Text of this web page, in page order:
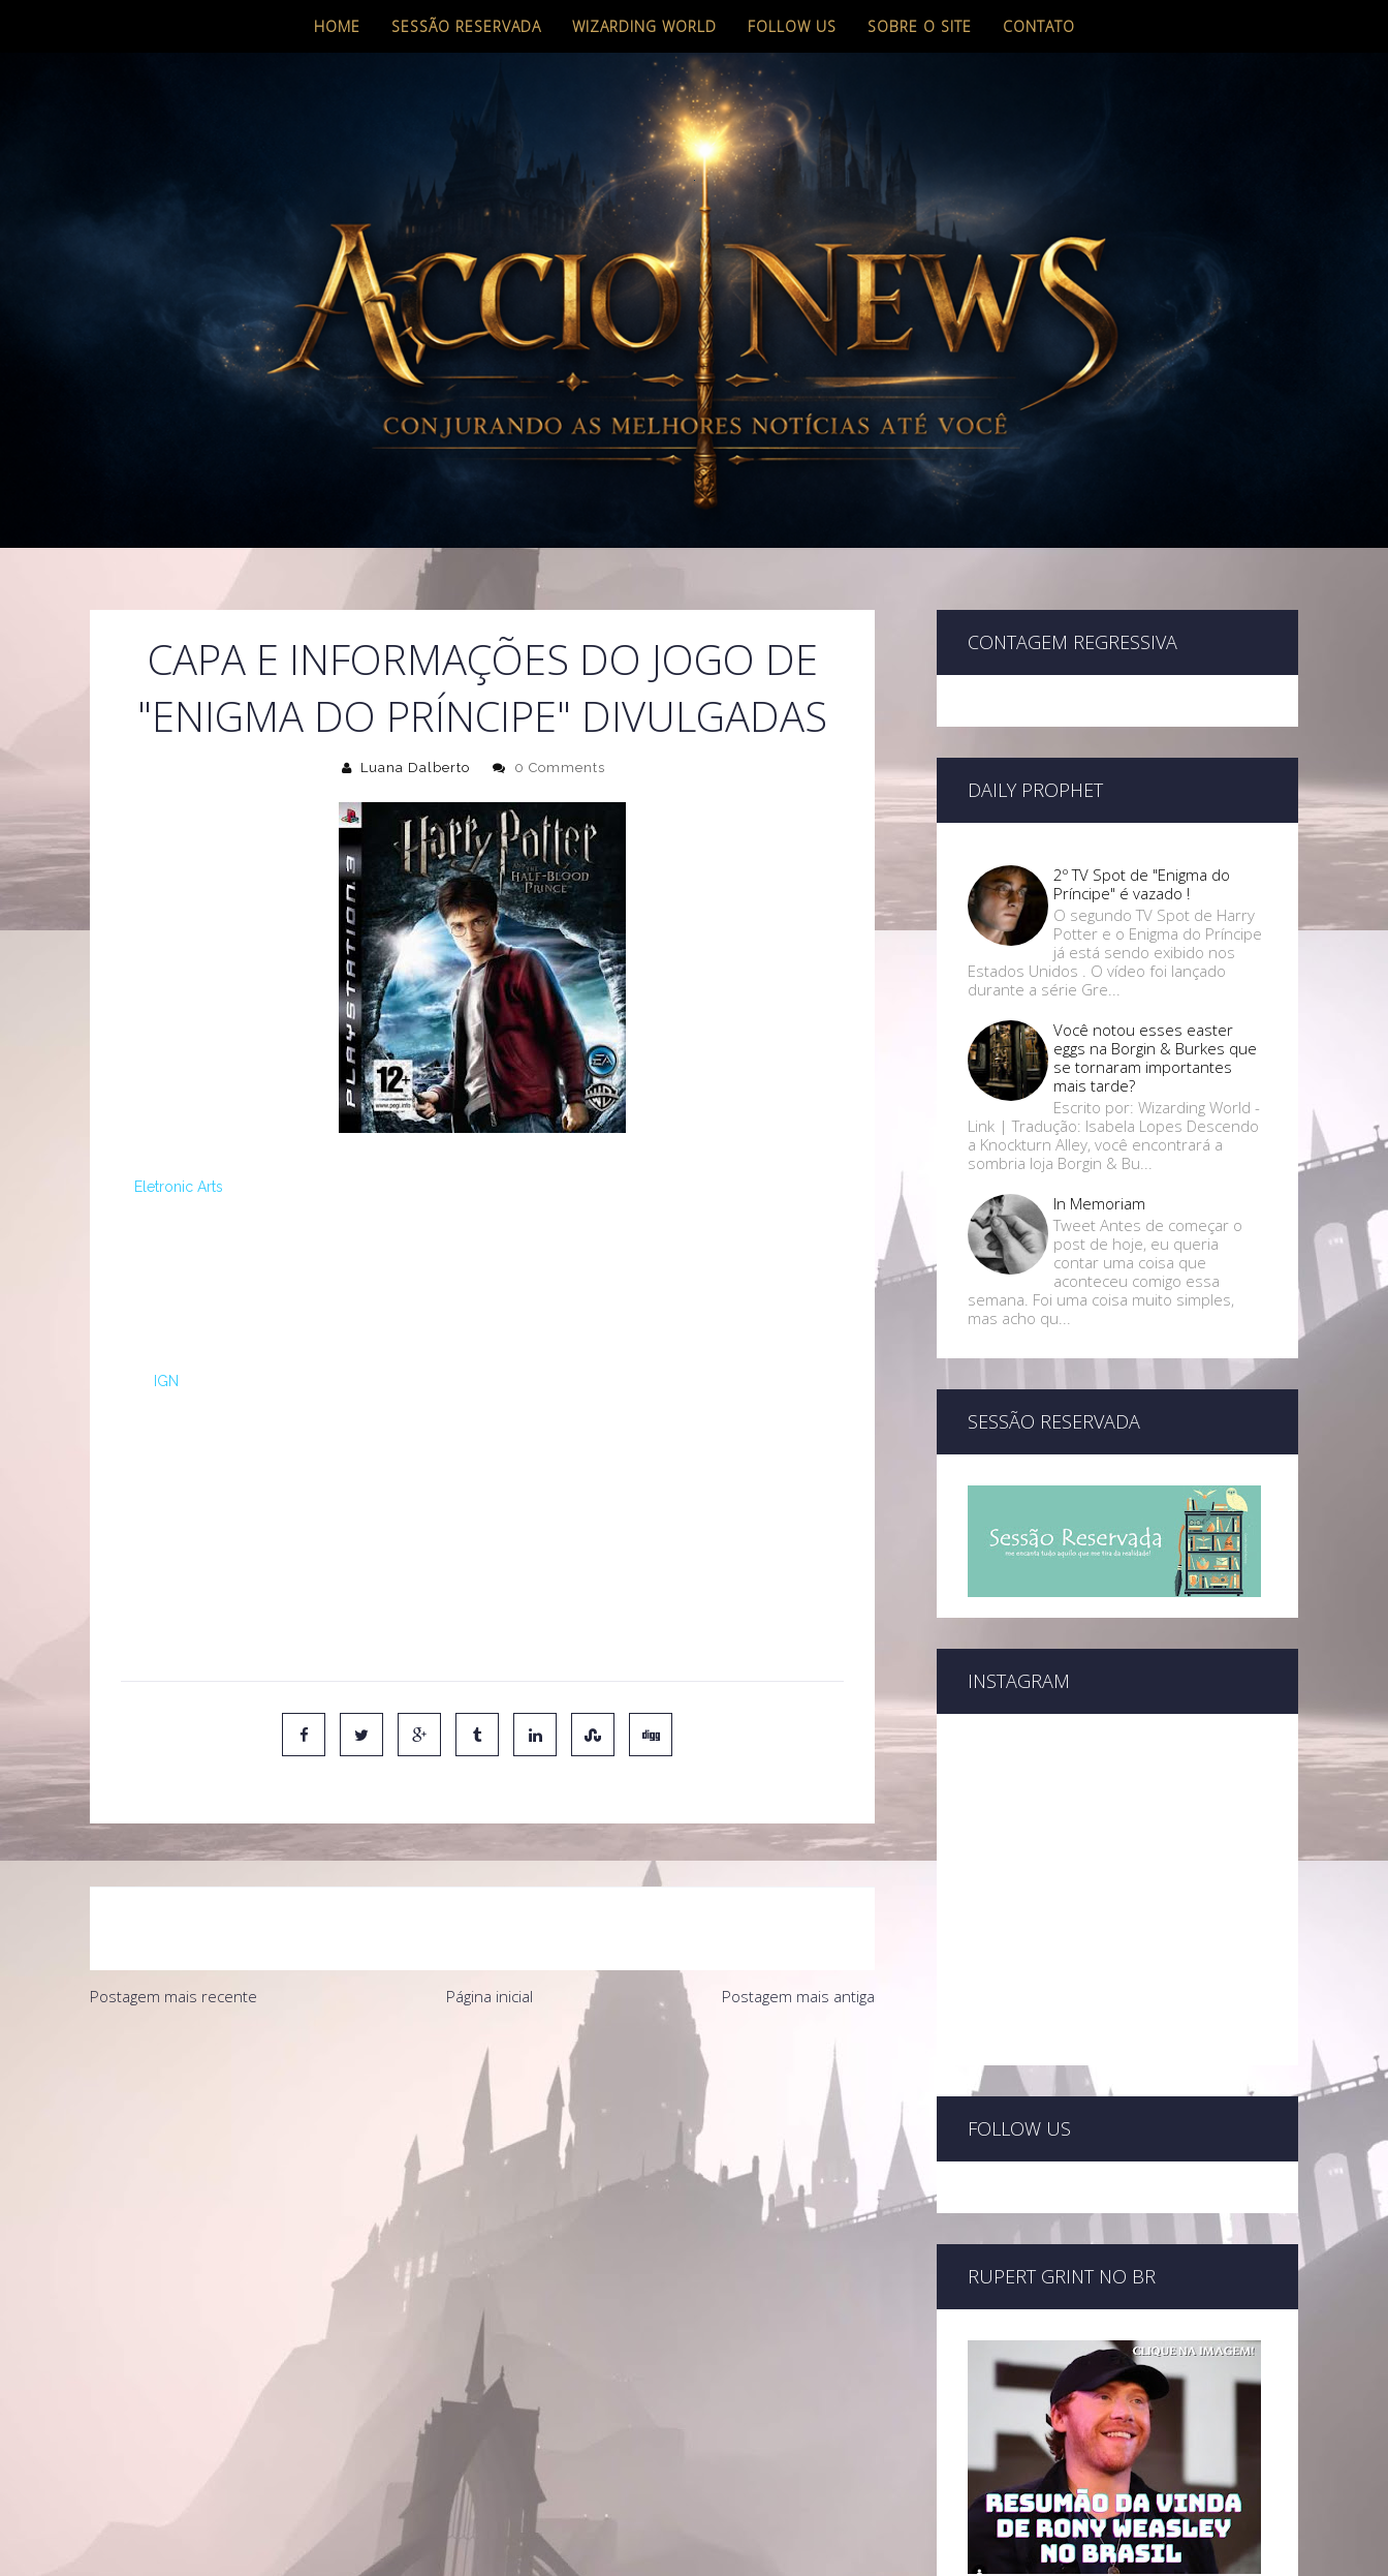
HOME SESSÃO RESERVADA WIZARDING WORLD FOLLOW US SOBRE O SITE CONTATO
CAPA E INFORMAÇÕES DO JOGO DE
"ENIGMA DO PRÍNCIPE" DIVULGADAS
Luana Dalberto 0 Comments
Eletronic Arts
IGN
Postagem mais recente Postagem mais antiga
Página inicial
CONTAGEM REGRESSIVA
DAILY PROPHET
2º TV Spot de "Enigma do
Príncipe" é vazado !
O segundo TV Spot de Harry
Potter e o Enigma do Príncipe
já está sendo exibido nos
Estados Unidos . O vídeo foi lançado
durante a série Gre...
Você notou esses easter
eggs na Borgin & Burkes que
se tornaram importantes
mais tarde?
Escrito por: Wizarding World -
Link | Tradução: Isabela Lopes Descendo
a Knockturn Alley, você encontrará a
sombria loja Borgin & Bu...
In Memoriam
Tweet Antes de começar o
post de hoje, eu queria
contar uma coisa que
aconteceu comigo essa
semana. Foi uma coisa muito simples,
mas acho qu...
SESSÃO RESERVADA
INSTAGRAM
FOLLOW US
RUPERT GRINT NO BR